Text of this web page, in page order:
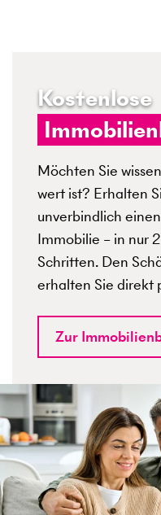
Kostenlose
Möchten Sie
wert ist? Erhalten
unverbindlich
Immobilie – in nur
Schritten. Den
erhalten Sie direkt
Zur